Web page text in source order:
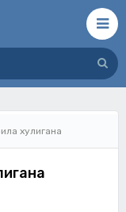
хулигана